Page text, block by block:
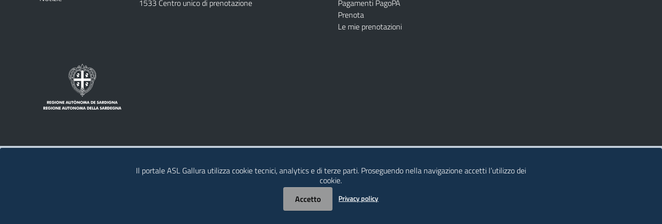
1533 Centro unico di prenotazione
Pagamenti PagoPA
Prenota
Le mie prenotazioni
Il portale ASL Gallura utilizza cookie tecnici, analytics e di terze parti. Proseguendo nella navigazione accetti l’utilizzo dei
cookie.
Accetto
Privacy policy